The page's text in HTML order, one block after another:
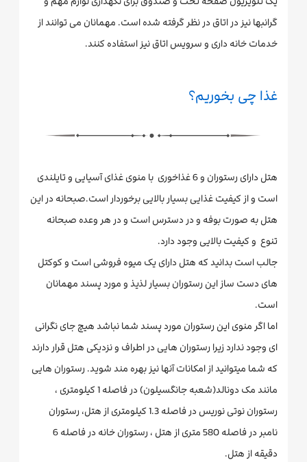
گرانبها نیز در اتاق در نظر گرفته شده است. مهمانان می توانند از
خدمات خانه داری و سرویس اتاق نیز استفاده کنند.
غذا چی بخوریم؟
هتل دارای رستوران و 6 غذاخوری با منوی غذای آسیایی و تایلندی
است و از کیفیت غذایی بسیار بالایی برخوردار است.صبحانه در این
هتل به صورت بوفه و در دسترس است و در هر وعده صبحانه
تنوع و کیفیت بالایی وجود دارد.
جالب است بدانید که هتل دارای یک میوه فروشی است و کوکتل
های دست ساز این رستوران بسیار لذیذ و مورد پسند مهمانان
است.
اما اگر منوی این رستوران مورد پسند شما نباشد هیچ جای نگرانی
ای وجود ندارد زیرا رستوران هایی در اطراف و نزدیکی هتل قرار دارند
که شما میتوانید از امکانات آنها نیز بهره مند شوید. رستوران هایی
مانند مک دونالد(شعبه جانگسیلون) در فاصله 1 کیلومتری ،
رستوران نوتی نوریس در فاصله 1.3 کیلومتری از هتل، رستوران
نامبر در فاصله 580 متری از هتل ، رستوران خانه در فاصله 6
دقیقه از هتل.